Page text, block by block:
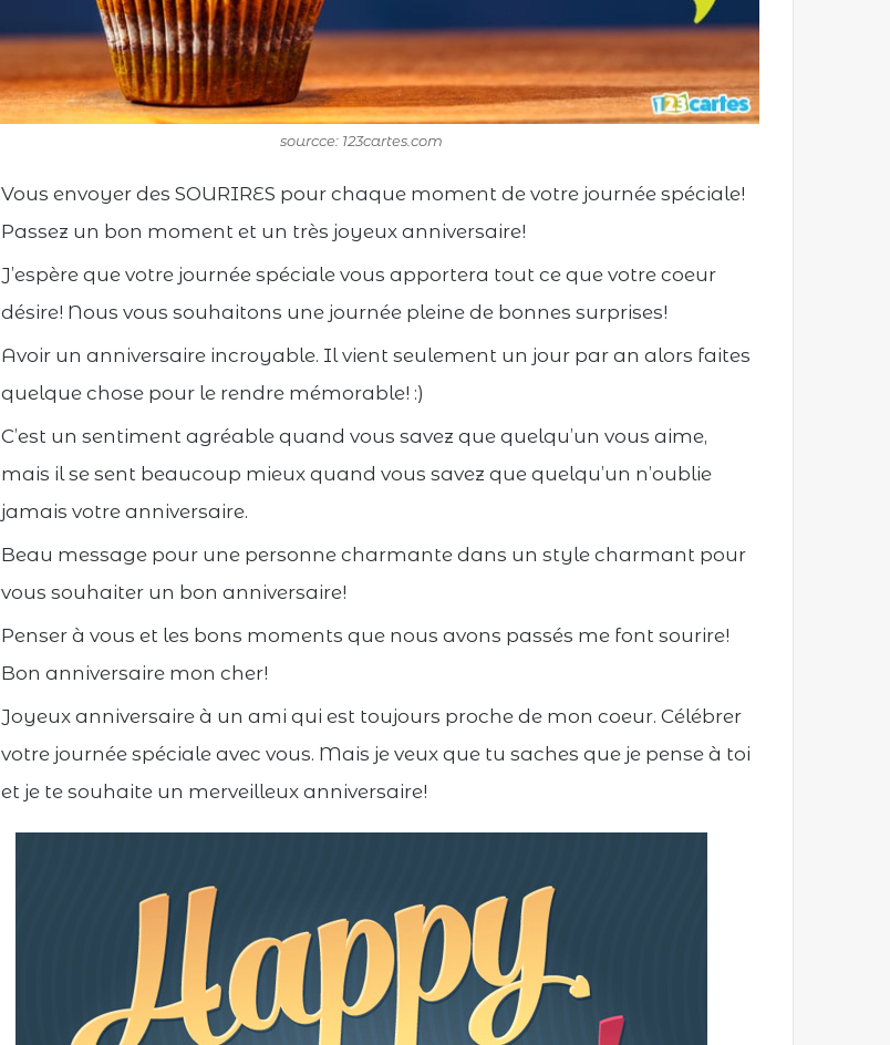
sourcce: 123cartes.com
Vous envoyer des SOURIRES pour chaque moment de votre journée spéciale!
Passez un bon moment et un très joyeux anniversaire!
J’espère que votre journée spéciale vous apportera tout ce que votre coeur
désire! Nous vous souhaitons une journée pleine de bonnes surprises!
Avoir un anniversaire incroyable. Il vient seulement un jour par an alors faites
quelque chose pour le rendre mémorable! :)
C’est un sentiment agréable quand vous savez que quelqu’un vous aime,
mais il se sent beaucoup mieux quand vous savez que quelqu’un n’oublie
jamais votre anniversaire.
Beau message pour une personne charmante dans un style charmant pour
vous souhaiter un bon anniversaire!
Penser à vous et les bons moments que nous avons passés me font sourire!
Bon anniversaire mon cher!
Joyeux anniversaire à un ami qui est toujours proche de mon coeur. Célébrer
votre journée spéciale avec vous. Mais je veux que tu saches que je pense à toi
et je te souhaite un merveilleux anniversaire!